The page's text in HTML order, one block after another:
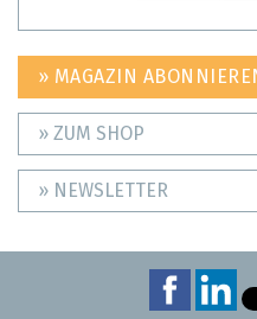
» MAGAZIN
» ZUM SHOP
» NEWSLETTER